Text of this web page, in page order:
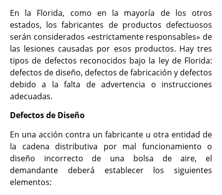
En la Florida, como en la mayoría de los otros
estados, los fabricantes de productos defectuosos
serán considerados «estrictamente responsables» de
las lesiones causadas por esos productos. Hay tres
tipos de defectos reconocidos bajo la ley de Florida:
defectos de diseño, defectos de fabricación y defectos
debido a la falta de advertencia o instrucciones
adecuadas.
Defectos de Diseño
En una acción contra un fabricante u otra entidad de
la cadena distributiva por mal funcionamiento o
diseño incorrecto de una bolsa de aire, el
demandante deberá establecer los siguientes
elementos: